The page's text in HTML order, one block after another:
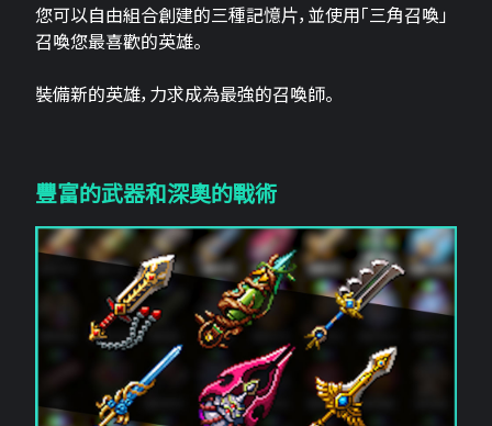
您可以自由組合創建的三種記憶片，並使用「三角召喚」
召喚您最喜歡的英雄。
裝備新的英雄，力求成為最強的召喚師。
豐富的武器和深奧的戰術